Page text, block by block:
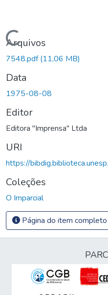
Carregando...
Arquivos
7548.pdf(11,06 MB)
Data
1975-08-08
Editor
Editora "Imprensa" Ltda
URI
https://
Coleções
O Imparcial
Página do item completo